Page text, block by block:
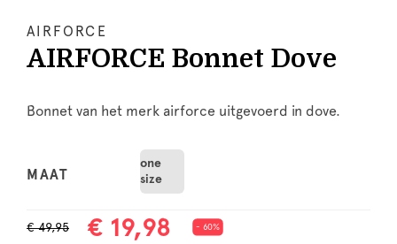
AIRFORCE
AIRFORCE Bonnet Dove
Bonnet van het merk airforce uitgevoerd in dove.
MAAT
one
size
€ 49,95 € 19,98 - 60%